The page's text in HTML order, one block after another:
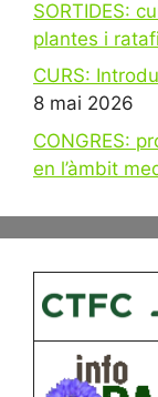
SORTIDES:
plantes i
CURS:
8 mai 2026
CONGRES:
en l’àmbit